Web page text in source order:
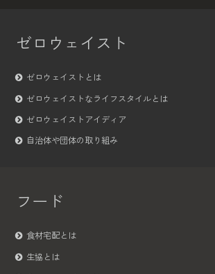
ゼロウェイスト
ゼロウェイストとは
ゼロウェイストなライフスタイルとは
ゼロウェイストアイディア
自治体や団体の取り組み
フード
食材宅配とは
生協とは